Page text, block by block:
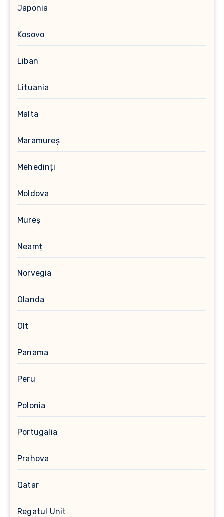
Japonia
Kosovo
Liban
Lituania
Malta
Maramureș
Mehedinți
Moldova
Mureș
Neamț
Norvegia
Olanda
Olt
Panama
Peru
Polonia
Portugalia
Prahova
Qatar
Regatul Unit